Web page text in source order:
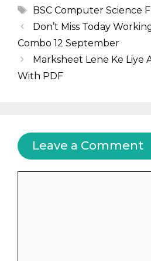
Tags
BSC Computer Science
Don’t Miss Today
Combo 12 September
Marksheet Lene Ke Liye
With PDF
Leave a Comment